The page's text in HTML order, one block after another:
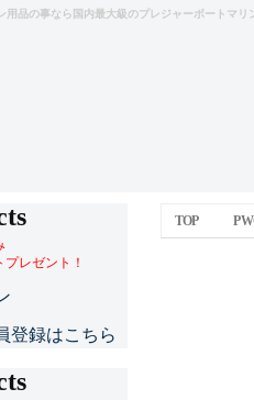
用品の事なら国内最大級のプレジャーボートマリ
TOP
プレゼント！
登録はこちら